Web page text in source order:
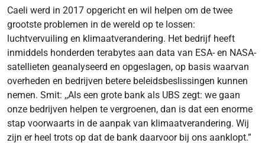
Caeli werd in 2017 opgericht en wil helpen om de twee
grootste problemen in de wereld op te lossen:
luchtvervuiling en klimaatverandering. Het bedrijf heeft
inmiddels honderden terabytes aan data van ESA- en NASA-
satellieten geanalyseerd en opgeslagen, op basis waarvan
overheden en bedrijven betere beleidsbeslissingen kunnen
nemen. Smit: ,,Als een grote bank als UBS zegt: we gaan
onze bedrijven helpen te vergroenen, dan is dat een enorme
stap voorwaarts in de aanpak van klimaatverandering. Wij
zijn er heel trots op dat de bank daarvoor bij ons aanklopt.”